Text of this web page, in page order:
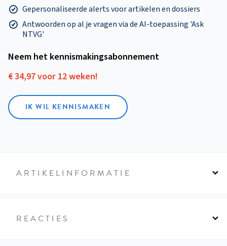
Gepersonaliseerde alerts voor artikelen en dossiers
Antwoorden op al je vragen via de AI-toepassing 'Ask
NTVG'
Neem het kennismakings­abonnement
€ 34,97 voor 12 weken!
IK WIL KENNISMAKEN
ARTIKELINFORMATIE
REACTIES